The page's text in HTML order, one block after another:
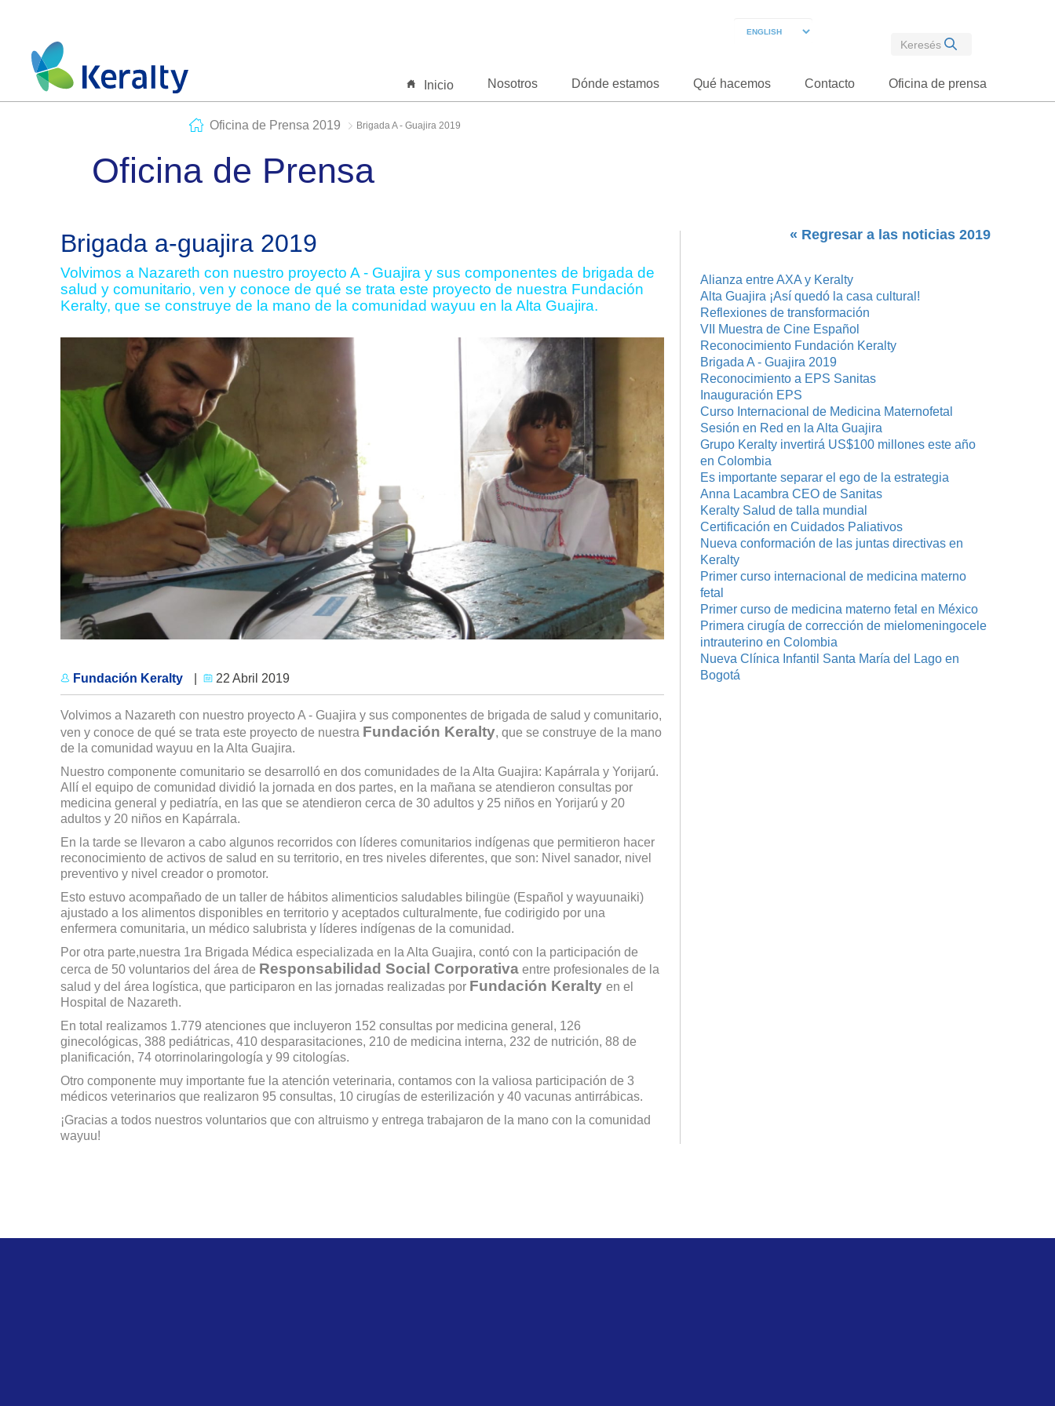
Inicio Nosotros Dónde estamos Qué hacemos Contacto Oficina de prensa
Oficina de Prensa 2019 Brigada A - Guajira 2019
Oficina de Prensa
Brigada a-guajira 2019
Volvimos a Nazareth con nuestro proyecto A - Guajira y sus componentes de brigada de
salud y comunitario, ven y conoce de qué se trata este proyecto de nuestra Fundación
Keralty, que se construye de la mano de la comunidad wayuu en la Alta Guajira.
Fundación Keralty 22 Abril 2019
Volvimos a Nazareth con nuestro proyecto A - Guajira y sus componentes de brigada de salud y comunitario,
ven y conoce de qué se trata este proyecto de nuestra Fundación Keralty, que se construye de la mano
de la comunidad wayuu en la Alta Guajira.
Nuestro componente comunitario se desarrolló en dos comunidades de la Alta Guajira: Kapárrala y Yorijarú.
Allí el equipo de comunidad dividió la jornada en dos partes, en la mañana se atendieron consultas por
medicina general y pediatría, en las que se atendieron cerca de 30 adultos y 25 niños en Yorijarú y 20
adultos y 20 niños en Kapárrala.
En la tarde se llevaron a cabo algunos recorridos con líderes comunitarios indígenas que permitieron hacer
reconocimiento de activos de salud en su territorio, en tres niveles diferentes, que son: Nivel sanador, nivel
preventivo y nivel creador o promotor.
Esto estuvo acompañado de un taller de hábitos alimenticios saludables bilingüe (Español y wayuunaiki)
ajustado a los alimentos disponibles en territorio y aceptados culturalmente, fue codirigido por una
enfermera comunitaria, un médico salubrista y líderes indígenas de la comunidad.
Por otra parte,nuestra 1ra Brigada Médica especializada en la Alta Guajira, contó con la participación de
cerca de 50 voluntarios del área de Responsabilidad Social Corporativaentre profesionales de la
salud y del área logística, que participaron en las jornadas realizadas por Fundación Keralty en el
Hospital de Nazareth.
En total realizamos 1.779 atenciones que incluyeron 152 consultas por medicina general, 126
ginecológicas, 388 pediátricas, 410 desparasitaciones, 210 de medicina interna, 232 de nutrición, 88 de
planificación, 74 otorrinolaringología y 99 citologías.
Otro componente muy importante fue la atención veterinaria, contamos con la valiosa participación de 3
médicos veterinarios que realizaron 95 consultas, 10 cirugías de esterilización y 40 vacunas antirrábicas.
¡Gracias a todos nuestros voluntarios que con altruismo y entrega trabajaron de la mano con la comunidad
wayuu!
« Regresar a las noticias 2019
Alianza entre AXA y Keralty
Alta Guajira ¡Así quedó la casa cultural!
Reflexiones de transformación
VII Muestra de Cine Español
Reconocimiento Fundación Keralty
Brigada A - Guajira 2019
Reconocimiento a EPS Sanitas
Inauguración EPS
Curso Internacional de Medicina Maternofetal
Sesión en Red en la Alta Guajira
Grupo Keralty invertirá US$100 millones este año
en Colombia
Es importante separar el ego de la estrategia
Anna Lacambra CEO de Sanitas
Keralty Salud de talla mundial
Certificación en Cuidados Paliativos
Nueva conformación de las juntas directivas en
Keralty
Primer curso internacional de medicina materno
fetal
Primer curso de medicina materno fetal en México
Primera cirugía de corrección de mielomeningocele
intrauterino en Colombia
Nueva Clínica Infantil Santa María del Lago en
Bogotá